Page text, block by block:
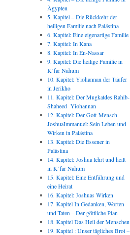
Ägypten
5. Kapitel – Die Rückkehr der
heiligen Familie nach Palästina
6. Kapitel: Eine eigenartige Familie
7. Kapitel: In Kana
8. Kapitel: In En-Nassar
9. Kapitel: Die heilige Familie in
K’far Nahum
10. Kapitel: Yiohannan der Täufer
in Jerikho
11. Kapitel: Der Mugkatdes Rahib-
Shaheed Yiohannan
12. Kapitel: Der Gott-Mensch
JoshuaImmanuel: Sein Leben und
Wirken in Palästina
13. Kapitel: Die Essener in
Palästina
14. Kapitel: Joshua lehrt und heilt
in K’far Nahum
15. Kapitel: Eine Entführung und
eine Heirat
16. Kapitel: Joshuas Wirken
17. Kapitel In Gedanken, Worten
und Taten – Der göttliche Plan
18. Kapitel Das Heil der Menschen
19. Kapitel : Unser tägliches Brot –